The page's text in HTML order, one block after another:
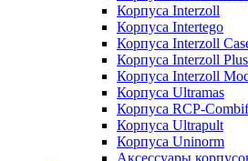
Корпуса Interzoll
Корпуса Intertego
Корпуса Interzoll
Корпуса Interzoll Plus
Корпуса Interzoll
Корпуса Ultramas
Корпуса RCP-
Корпуса Ultrapult
Корпуса Uninorm
Аксессуары